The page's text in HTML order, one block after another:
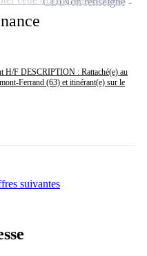
H/F DESCRIPTION : Rattaché(e) au
Ferrand (63) et itinérant(e) sur le
suivantes